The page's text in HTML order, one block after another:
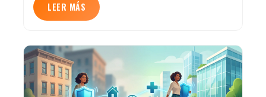
LEER MÁS